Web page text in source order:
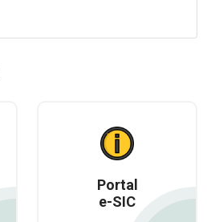
Portal
e-SIC